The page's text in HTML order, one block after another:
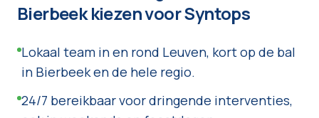
Bierbeekkiezen voor Syntops
Lokaal team in en rond Leuven, kort op de bal
in Bierbeek en de hele regio.
24/7 bereikbaar voor dringende interventies,